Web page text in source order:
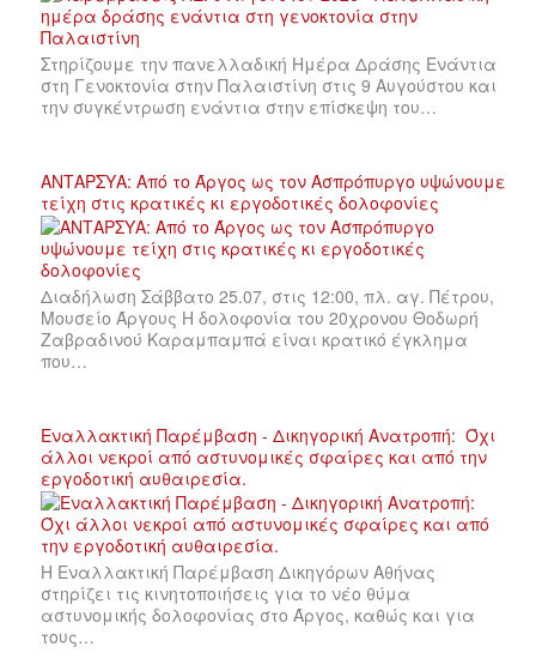
Στηρίζουμε την πανελλαδική Ημέρα Δράσης Ενάντια
στη Γενοκτονία στην Παλαιστίνη στις 9 Αυγούστου και
την συγκέντρωση ενάντια στην επίσκεψη του…
ΑΝΤΑΡΣΥΑ: Από το Άργος ως τον Ασπρόπυργο υψώνουμε
τείχη στις κρατικές κι εργοδοτικές δολοφονίες
Διαδήλωση Σάββατο 25.07, στις 12:00, πλ. αγ. Πέτρου,
Μουσείο Άργους Η δολοφονία του 20χρονου Θοδωρή
Ζαβραδινού Καραμπαμπά είναι κρατικό έγκλημα
που…
Εναλλακτική Παρέμβαση - Δικηγορική Ανατροπή: Όχι
άλλοι νεκροί από αστυνομικές σφαίρες και από την
εργοδοτική αυθαιρεσία.
Η Εναλλακτική Παρέμβαση Δικηγόρων Αθήνας
στηρίζει τις κινητοποιήσεις για το νέο θύμα
αστυνομικής δολοφονίας στο Άργος, καθώς και για
τους…